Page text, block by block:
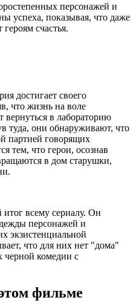
персонажей и
успеха, показывая, что даже
счастья.
достигает своего
что жизнь на воле
в лабораторию
туда, они обнаруживают, что
партией говорящих
тем, что герои, осознав
в дом старушки,
всему сериалу. Он
персонажей и
экзистенциальной
что для них нет "дома"
черной комедии с
фильме